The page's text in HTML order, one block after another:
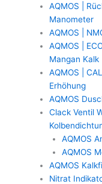
AQMOS |
Manometer
AQMOS |
AQMOS |
Mangan Kalk
AQMOS |
Erhöhung
AQMOS
Clack Ventil
AQMOS
AQMOS
AQMOS
Nitrat